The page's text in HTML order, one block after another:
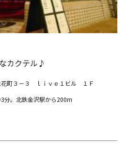
カクテル♪
花町３－３ ｌｉｖｅ１ビル １Ｆ
分。北鉄金沢駅から200m